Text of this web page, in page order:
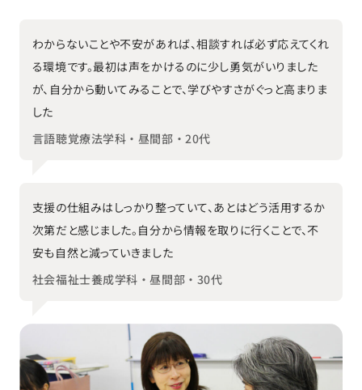
わからないことや不安があれば、相談すれば必ず応えてくれ
る環境です。最初は声をかけるのに少し勇気がいりました
が、自分から動いてみることで、学びやすさがぐっと高まりま
した
言語聴覚療法学科・昼間部・20代
支援の仕組みはしっかり整っていて、あとはどう活用するか
次第だと感じました。自分から情報を取りに行くことで、不
安も自然と減っていきました
社会福祉士養成学科・昼間部・30代